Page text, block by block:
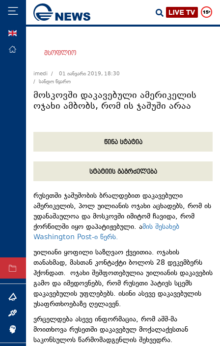
მთავარი
ეკონომიკა
მსოფლიო
საზოგადოება
რეგიონი
კულტურა
ტექნოლოგიები
არქივი
თემა
ინქვიზიცია
მსოფლიო
imedi /
01 იანვარი 2019, 18:30
/ სანდო წყარო
მოსკოვში დაკავებული ამერიკელის
ოჯახი ამბობს, რომ ის ჯაშუში არაა
წინა სტატია
სტატიის გაგრძელება
რუსეთში ჯაშუშობის ბრალდებით დაკავებული
ამერიკელის, პოლ უილიანის ოჯახი აცხადებს, რომ ის
უდანაშაულოა და მოსკოვში იმიტომ ჩავიდა, რომ
ქორწილში იყო დაპატიჟებული. ამის შესახებ
Washington Post-ი წერს.
უილიანი ყოფილი საზღვაო ქვეითია. ოჯახის
თანახმად, მასთან კონტაქტი ბოლოს 28 დეკემბერს
ჰქონდათ. ოჯახი შეშფოთებულია უილიანის დაკავების
გამო და იმედოვნებს, რომ რუსეთი პატივს სცემს
დაკავებულის უფლებებს. ისინი ასევე დაკავებულის
უსაფრთხოებაზე ღელავენ.
ვრცელდება ასევე ინფორმაცია, რომ აშშ-მა
მოითხოვა რუსეთში დაკავებულ მოქალაქესთან
საკონსულოს წარმომადგენლის შეხვედრა.